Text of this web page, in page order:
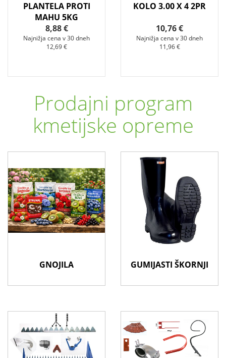
PLANTELA PROTI
MAHU 5KG
8,88 €
Najnižja cena v 30 dneh
12,69 €
KOLO 3.00 X 4 2PR
10,76 €
Najnižja cena v 30 dneh
11,96 €
Prodajni program
kmetijske opreme
GNOJILA GUMIJASTI ŠKORNJI